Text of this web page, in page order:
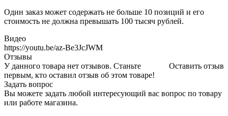
Один заказ может содержать не больше 10 позиций и его
стоимость не должна превышать 100 тысяч рублей.
Видео
https://youtu.be/az-Be3JcJWM
Отзывы
Оставить отзыв
У данного товара нет отзывов. Станьте
первым, кто оставил отзыв об этом товаре!
Задать вопрос
Вы можете задать любой интересующий вас вопрос по товару
или работе магазина.